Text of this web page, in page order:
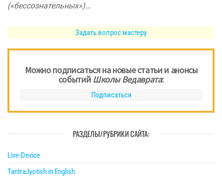
(«бессознательных»)…
Задать вопрос мастеру
Можно подписаться на новые статьи и анонсы
событийШколы Ведаврата:
Подписаться
РАЗДЕЛЫ/РУБРИКИ САЙТА:
Live-Device
TantraJyotish in English